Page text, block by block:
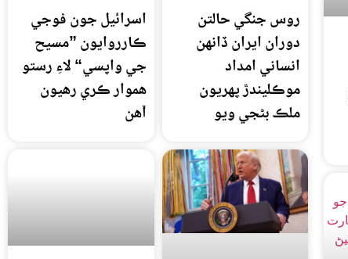
روس جنگي حالتن
دوران ايران ڏانهن
انساني امداد
موڪليندڙ پهريون
ملڪ بڻجي ويو
اسرائيل جون فوجي
ڪارروايون ”مسيح
جي واپسي“ لاءِ رستو
هموار ڪري رهيون
آهن